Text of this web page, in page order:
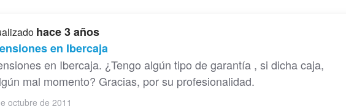
hace 3 años
en Ibercaja
en Ibercaja. ¿Tengo algún tipo de garantía , si dicha caja,
mal momento? Gracias, por su profesionalidad.
octubre de 2011